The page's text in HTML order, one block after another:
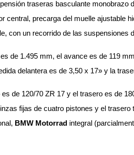
traseras basculante monobrazo
central, precarga del muelle ajustable
con un recorrido de las suspensiones
de 1.495 mm, el avance es de 119
delantera es de 3,50 x 17» y la
de 120/70 ZR 17 y el trasero es de
fijas de cuatro pistones y el
BMW Motorrad integral